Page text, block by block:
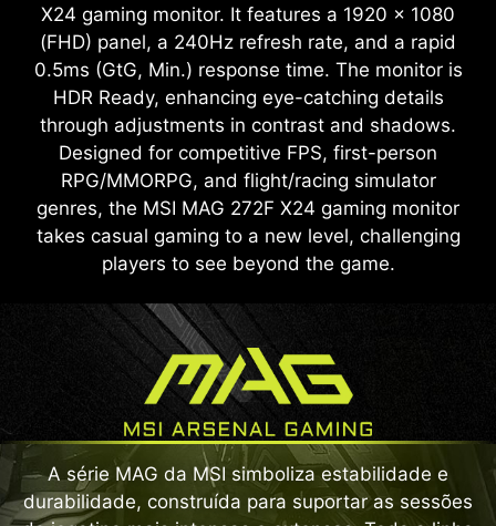
X24 gaming monitor. It features a 1920 x 1080
(FHD) panel, a 240Hz refresh rate, and a rapid
0.5ms (GtG, Min.) response time. The monitor is
HDR Ready, enhancing eye-catching details
through adjustments in contrast and shadows.
Designed for competitive FPS, first-person
RPG/MMORPG, and flight/racing simulator
genres, the MSI MAG 272F X24 gaming monitor
takes casual gaming to a new level, challenging
players to see beyond the game.
A série MAG da MSI simboliza estabilidade e
durabilidade, construída para suportar as sessões